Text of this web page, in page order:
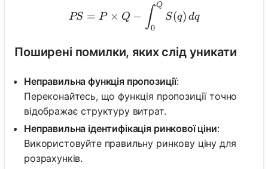
PS = P \times Q -
PS = P × Q − ∫0
Q
S(q) dq
Поширені помилки, яких слід уникати
Неправильна функція пропозиції:
Переконайтесь, що функція пропозиції точно
відображає структуру витрат.
Неправильна ідентифікація ринкової ціни:
Використовуйте правильну ринкову ціну для
розрахунків.